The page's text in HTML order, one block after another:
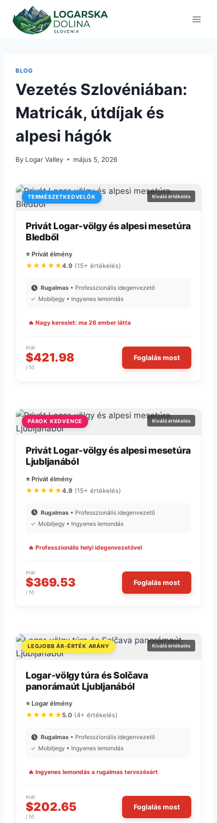
content
BLOG
Vezetés Szlovéniában:
Matricák, útdíjak és
alpesi hágók
By Logar Valley május 5, 2026
TERMÉSZETKEDVELŐK Kiváló értékelés
Privát Logar-völgy és alpesi mesetúra
Bledből
⭐ Privát élmény
★★★★★4.9 (15+ értékelés)
Rugalmas • Professzionális idegenvezető
✓ Mobiljegy • Ingyenes lemondás
🔥 Nagy kereslet: ma 26 ember látta
már
$421.98
/ fő
Foglalás most
PÁROK KEDVENCE Kiváló értékelés
Privát Logar-völgy és alpesi mesetúra
Ljubljanából
⭐ Privát élmény
★★★★★4.9 (15+ értékelés)
Rugalmas • Professzionális idegenvezető
✓ Mobiljegy • Ingyenes lemondás
🔥 Professzionális helyi idegenvezetővel
már
$369.53
/ fő
Foglalás most
LEGJOBB ÁR-ÉRTÉK ARÁNY Kiváló értékelés
Logar-völgy túra és Solčava
panorámaút Ljubljanából
⭐ Logar élmény
★★★★★5.0 (4+ értékelés)
Rugalmas • Professzionális idegenvezető
✓ Mobiljegy • Ingyenes lemondás
🔥 Ingyenes lemondás a rugalmas tervezésért
már
$202.65
/ fő
Foglalás most